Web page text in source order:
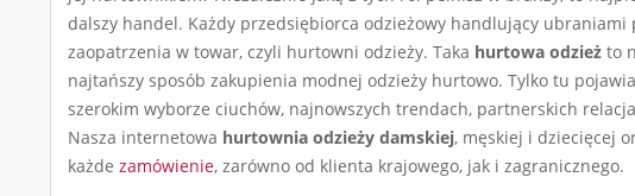
dalszy handel. Każdy przedsiębiorca odzieżowy handlujący
zaopatrzenia w towar, czyli hurtowni odzieży. Taka hurtowa odzież to
najtańszy sposób zakupienia modnej odzieży hurtowo. Tylko tu
szerokim wyborze ciuchów, najnowszych trendach, partnerskich
Nasza internetowa hurtownia odzieży damskiej, męskiej i dziecięcej
każde zamówienie, zarówno od klienta krajowego, jak i zagranicznego.